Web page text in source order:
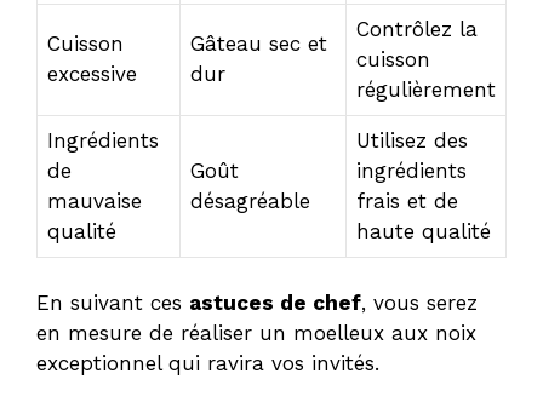
Cuisson
excessive
Gâteau sec et
dur
Contrôlez la
cuisson
régulièrement
Ingrédients
de
mauvaise
qualité
Goût
désagréable
Utilisez des
ingrédients
frais et de
haute qualité
En suivant ces astuces de chef, vous serez
en mesure de réaliser un moelleux aux noix
exceptionnel qui ravira vos invités.